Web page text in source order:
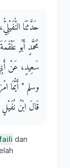
حَدَّثَنَا
مُحَمَّدٍ أَبُو
سَعِيدٍ، عَنْ
وسلم ‏"‏ أَيُّمَا
قَالَ ابْنُ
dan